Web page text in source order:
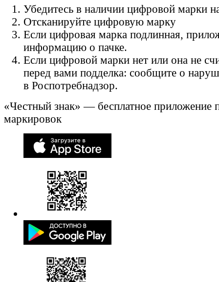
Убедитесь в наличии цифровой марки
Отсканируйте цифровую марку
Если цифровая марка подлинная,
информацию о пачке.
Если цифровой марки нет или она не
перед вами подделка: сообщите о
в Роспотребнадзор.
«Честный знак» — бесплатное приложение
маркировок